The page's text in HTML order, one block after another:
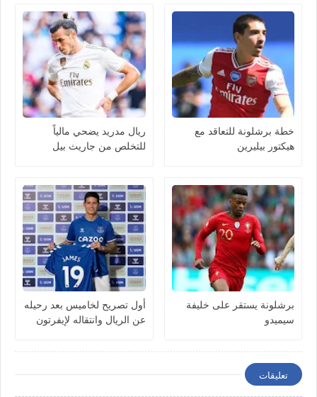
خطة برشلونة للتعاقد مع
هيكتور بيليرين
ريال مدريد يضحي مالياً
للتخلص من جاريث بيل
برشلونة يستقر على خليفة
سيميدو
أول تصريح لخاميس بعد رحيله
عن الريال وانتقاله لإيفرتون
تعليقات